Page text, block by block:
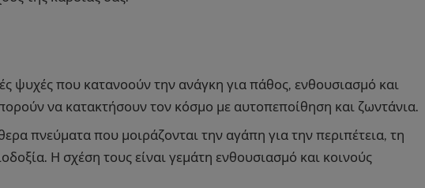
ψυχές που κατανοούν την ανάγκη για πάθος, ενθουσιασμό και
να κατακτήσουν τον κόσμο με αυτοπεποίθηση και ζωντάνια.
πνεύματα που μοιράζονται την αγάπη για την περιπέτεια, τη
Η σχέση τους είναι γεμάτη ενθουσιασμό και κοινούς